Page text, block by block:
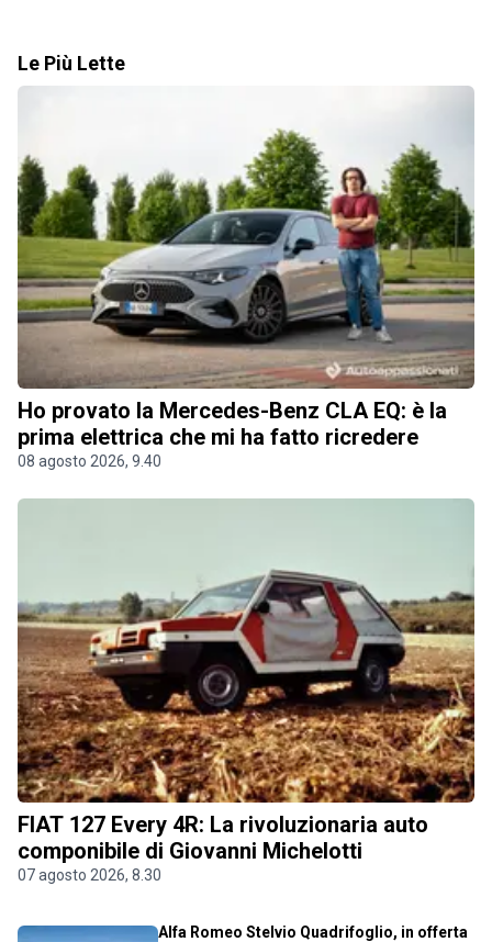
Le Più Lette
Ho provato la Mercedes-Benz CLA EQ: è la
prima elettrica che mi ha fatto ricredere
08 agosto 2026, 9.40
FIAT 127 Every 4R: La rivoluzionaria auto
componibile di Giovanni Michelotti
07 agosto 2026, 8.30
Alfa Romeo Stelvio Quadrifoglio, in offerta